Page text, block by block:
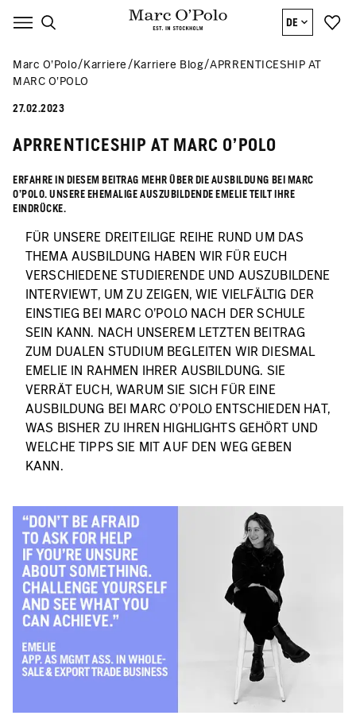
DE
Marc O’Polo Karriere Karriere Blog APRRENTICESHIP AT
MARC O'POLO
27.02.2023
APRRENTICESHIP AT MARC O'POLO
ERFAHRE IN DIESEM BEITRAG MEHR ÜBER DIE AUSBILDUNG BEI MARC
O'POLO. UNSERE EHEMALIGE AUSZUBILDENDE EMELIE TEILT IHRE
EINDRÜCKE.
FÜR UNSERE DREITEILIGE REIHE RUND UM DAS
THEMA AUSBILDUNG HABEN WIR FÜR EUCH
VERSCHIEDENE STUDIERENDE UND AUSZUBILDENE
INTERVIEWT, UM ZU ZEIGEN, WIE VIELFÄLTIG DER
EINSTIEG BEI MARC O'POLO NACH DER SCHULE
SEIN KANN. NACH UNSEREM LETZTEN BEITRAG
ZUM DUALEN STUDIUM BEGLEITEN WIR DIESMAL
EMELIE IN RAHMEN IHRER AUSBILDUNG. SIE
VERRÄT EUCH, WARUM SIE SICH FÜR EINE
AUSBILDUNG BEI MARC O'POLO ENTSCHIEDEN HAT,
WAS BISHER ZU IHREN HIGHLIGHTS GEHÖRT UND
WELCHE TIPPS SIE MIT AUF DEN WEG GEBEN
KANN.